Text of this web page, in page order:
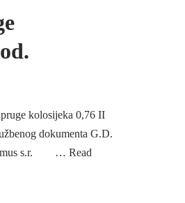
kolosijeka 0,76 II
dokumenta G.D.
s.r. … Read